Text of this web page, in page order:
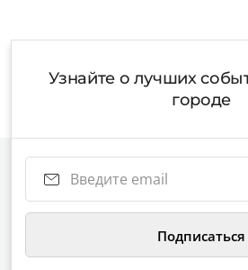
Узнайте о лучших
городе